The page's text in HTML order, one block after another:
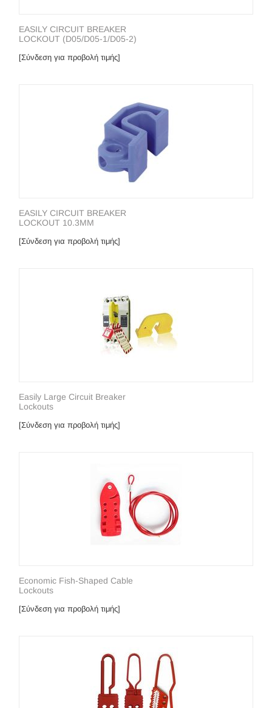
EASILY CIRCUIT BREAKER
LOCKOUT (D05/D05-1/D05-2)
[Σύνδεση για προβολή τιμής]
EASILY CIRCUIT BREAKER
LOCKOUT 10.3MM
[Σύνδεση για προβολή τιμής]
Easily Large Circuit Breaker
Lockouts
[Σύνδεση για προβολή τιμής]
Economic Fish-Shaped Cable
Lockouts
[Σύνδεση για προβολή τιμής]